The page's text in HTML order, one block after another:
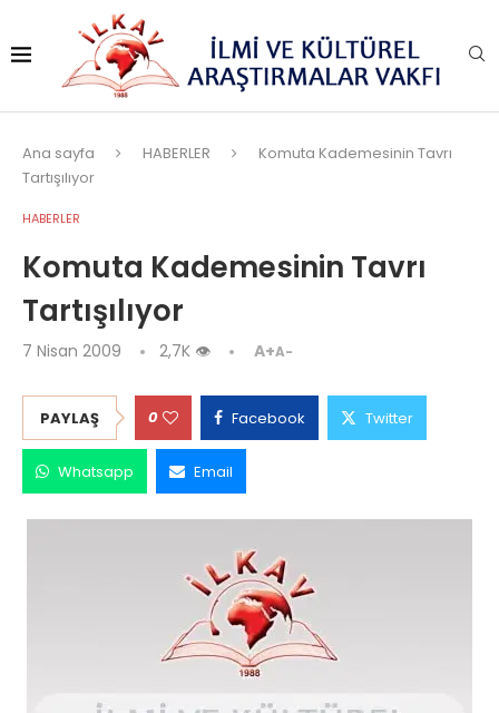
Ana sayfa HABERLER
Komuta Kademesinin Tavrı
Tartışılıyor
HABERLER
Komuta Kademesinin Tavrı
Tartışılıyor
7 Nisan 2009 2,7K 👁 A+A-
PAYLAŞ 0 Facebook Twitter
Whatsapp Email